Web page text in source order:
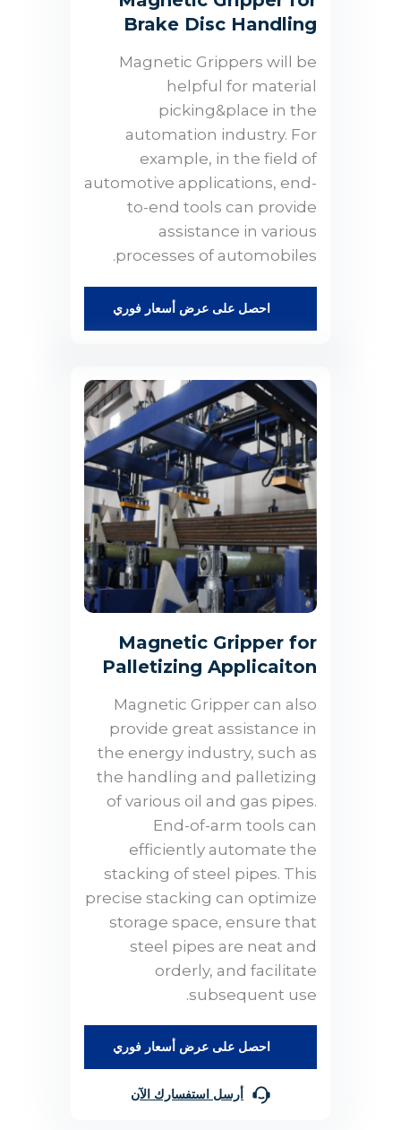
Brake Disc Handling
Magnetic Grippers will be
helpful for material
picking&place in the
automation industry. For
example, in the field of
automotive applications, end-
to-end tools can provide
assistance in various
processes of automobiles.
احصل على عرض أسعار فوري
Magnetic Gripper for
Palletizing Applicaiton
Magnetic Gripper can also
provide great assistance in
the energy industry, such as
the handling and palletizing
of various oil and gas pipes.
End-of-arm tools can
efficiently automate the
stacking of steel pipes. This
precise stacking can optimize
storage space, ensure that
steel pipes are neat and
orderly, and facilitate
subsequent use.
احصل على عرض أسعار فوري
أرسل استفسارك الآن